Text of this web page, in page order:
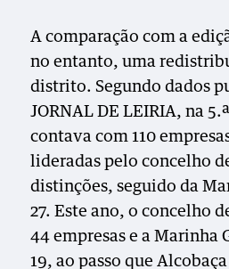
A comparação com a
no entanto, uma
distrito. Segundo dados
JORNAL DE LEIRIA, na
contava com 110
lideradas pelo concelho
distinções, seguido da
27. Este ano, o concelho
44 empresas e a Marinha
19, ao passo que